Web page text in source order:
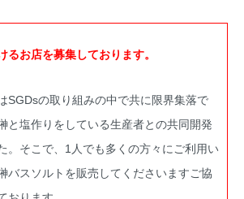
るお店を募集しております。
SGDsの取り組みの中で共に限界集落で
と塩作りをしている生産者との共同開発
。そこで、1人でも多くの方々にご利用い
バスソルトを販売してくださいますご協